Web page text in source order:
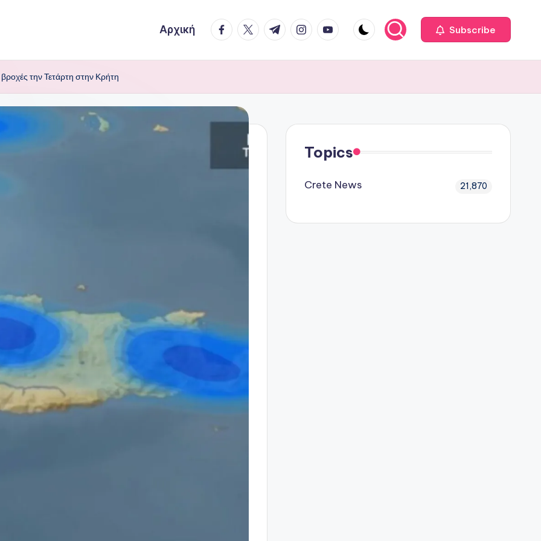
Αρχική facebook.com
twitter.com
t.me instagram.com
youtube.com Subscribe
την Τετάρτη στην Κρήτη
Topics
Crete News 21,870